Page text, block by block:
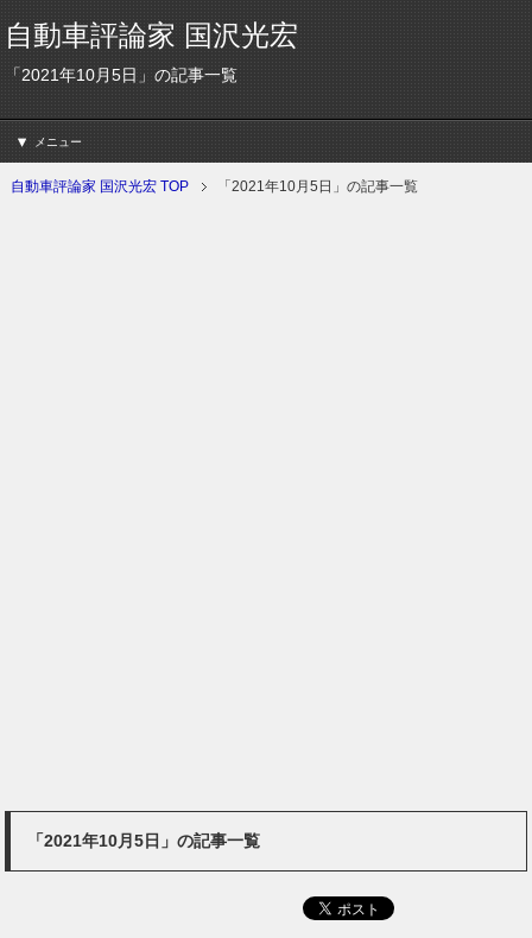
自動車評論家 国沢光宏
「2021年10月5日」の記事一覧
メニュー
自動車評論家 国沢光宏 TOP 「2021年10月5日」の記事一覧
「2021年10月5日」の記事一覧